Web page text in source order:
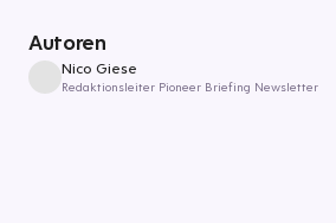
Autoren
Nico Giese
Redaktionsleiter Pioneer Briefing Newsletter